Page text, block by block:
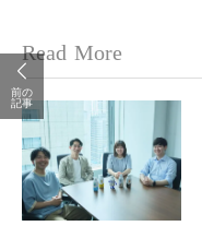
Read More
前の
記事